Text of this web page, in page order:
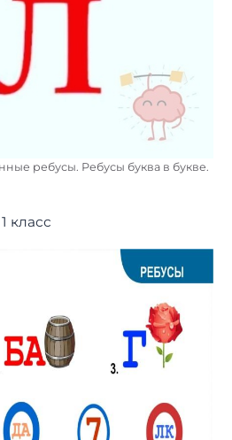
ребусы. Ребусы буква в букве.